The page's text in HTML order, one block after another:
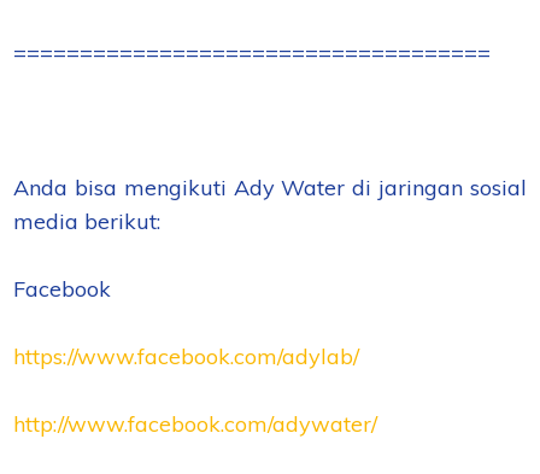
====================================
Anda bisa mengikuti Ady Water di jaringan sosial
media berikut:
Facebook
https://www.facebook.com/adylab/
http://www.facebook.com/adywater/